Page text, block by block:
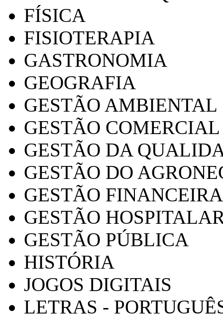
FÍSICA
FISIOTERAPIA
GASTRONOMIA
GEOGRAFIA
GESTÃO AMBIENTAL
GESTÃO COMERCIAL
GESTÃO DA
GESTÃO DO
GESTÃO FINANCEIRA
GESTÃO
GESTÃO PÚBLICA
HISTÓRIA
JOGOS DIGITAIS
LETRAS -